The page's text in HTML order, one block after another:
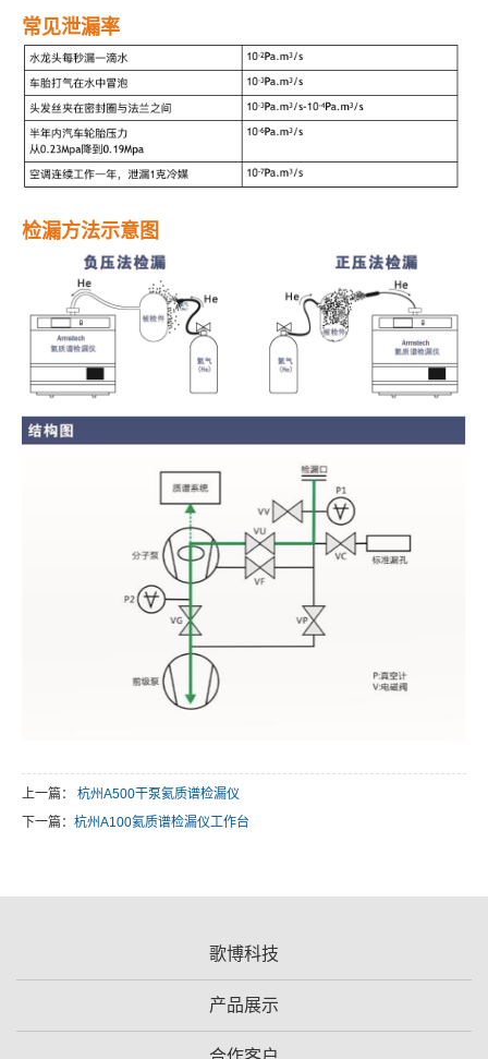
常见泄漏率
检漏方法示意图
上一篇： 杭州A500干泵氦质谱检漏仪
下一篇： 杭州A100氦质谱检漏仪工作台
歌博科技
产品展示